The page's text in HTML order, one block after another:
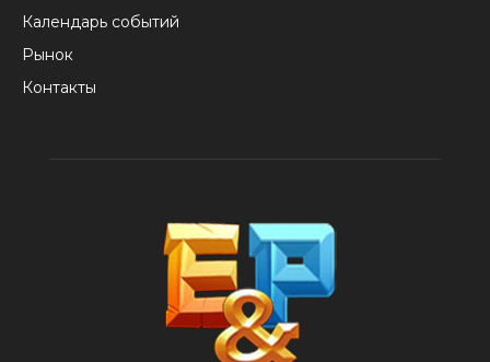
Календарь событий
Рынок
Контакты